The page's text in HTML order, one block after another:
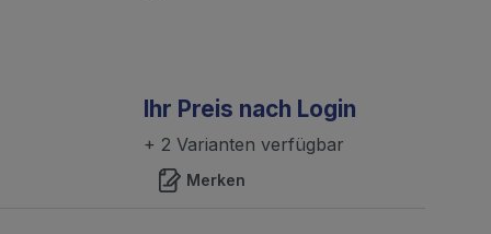
Ihr Preis nach Login
+ 2 Varianten verfügbar
Merken